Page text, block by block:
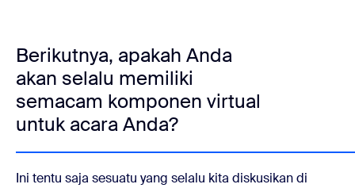
Berikutnya, apakah Anda
akan selalu memiliki
semacam komponen virtual
untuk acara Anda?
Ini tentu saja sesuatu yang selalu kita diskusikan di